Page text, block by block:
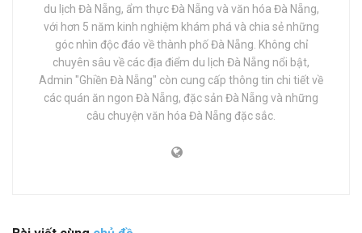
du lịch Đà Nẵng, ẩm thực Đà Nẵng và văn hóa Đà Nẵng,
với hơn 5 năm kinh nghiệm khám phá và chia sẻ những
góc nhìn độc đáo về thành phố Đà Nẵng. Không chỉ
chuyên sâu về các địa điểm du lịch Đà Nẵng nổi bật,
Admin "Ghiền Đà Nẵng" còn cung cấp thông tin chi tiết về
các quán ăn ngon Đà Nẵng, đặc sản Đà Nẵng và những
câu chuyện văn hóa Đà Nẵng đặc sắc.